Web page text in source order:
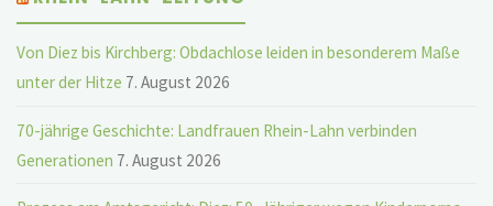
Von Diez bis Kirchberg: Obdachlose leiden in besonderem Maße
unter der Hitze 7. August 2026
70-jährige Geschichte: Landfrauen Rhein-Lahn verbinden
Generationen 7. August 2026